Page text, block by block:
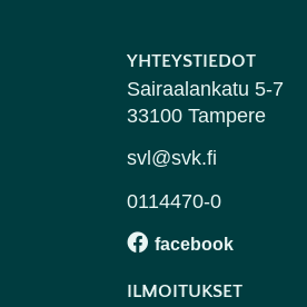
YHTEYSTIEDOT
Sairaalankatu 5-7
33100 Tampere
svl@svk.fi
0114470-0
ILMOITUKSET